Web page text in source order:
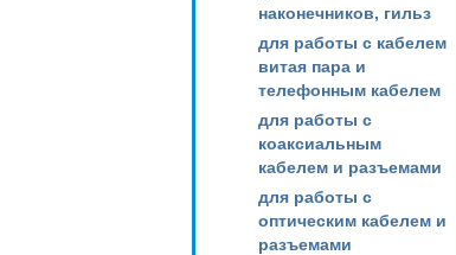
наконечников, гильз
для работы с кабелем
витая пара и
телефонным кабелем
для работы с
коаксиальным
кабелем и разъемами
для работы с
оптическим кабелем и
разъемами